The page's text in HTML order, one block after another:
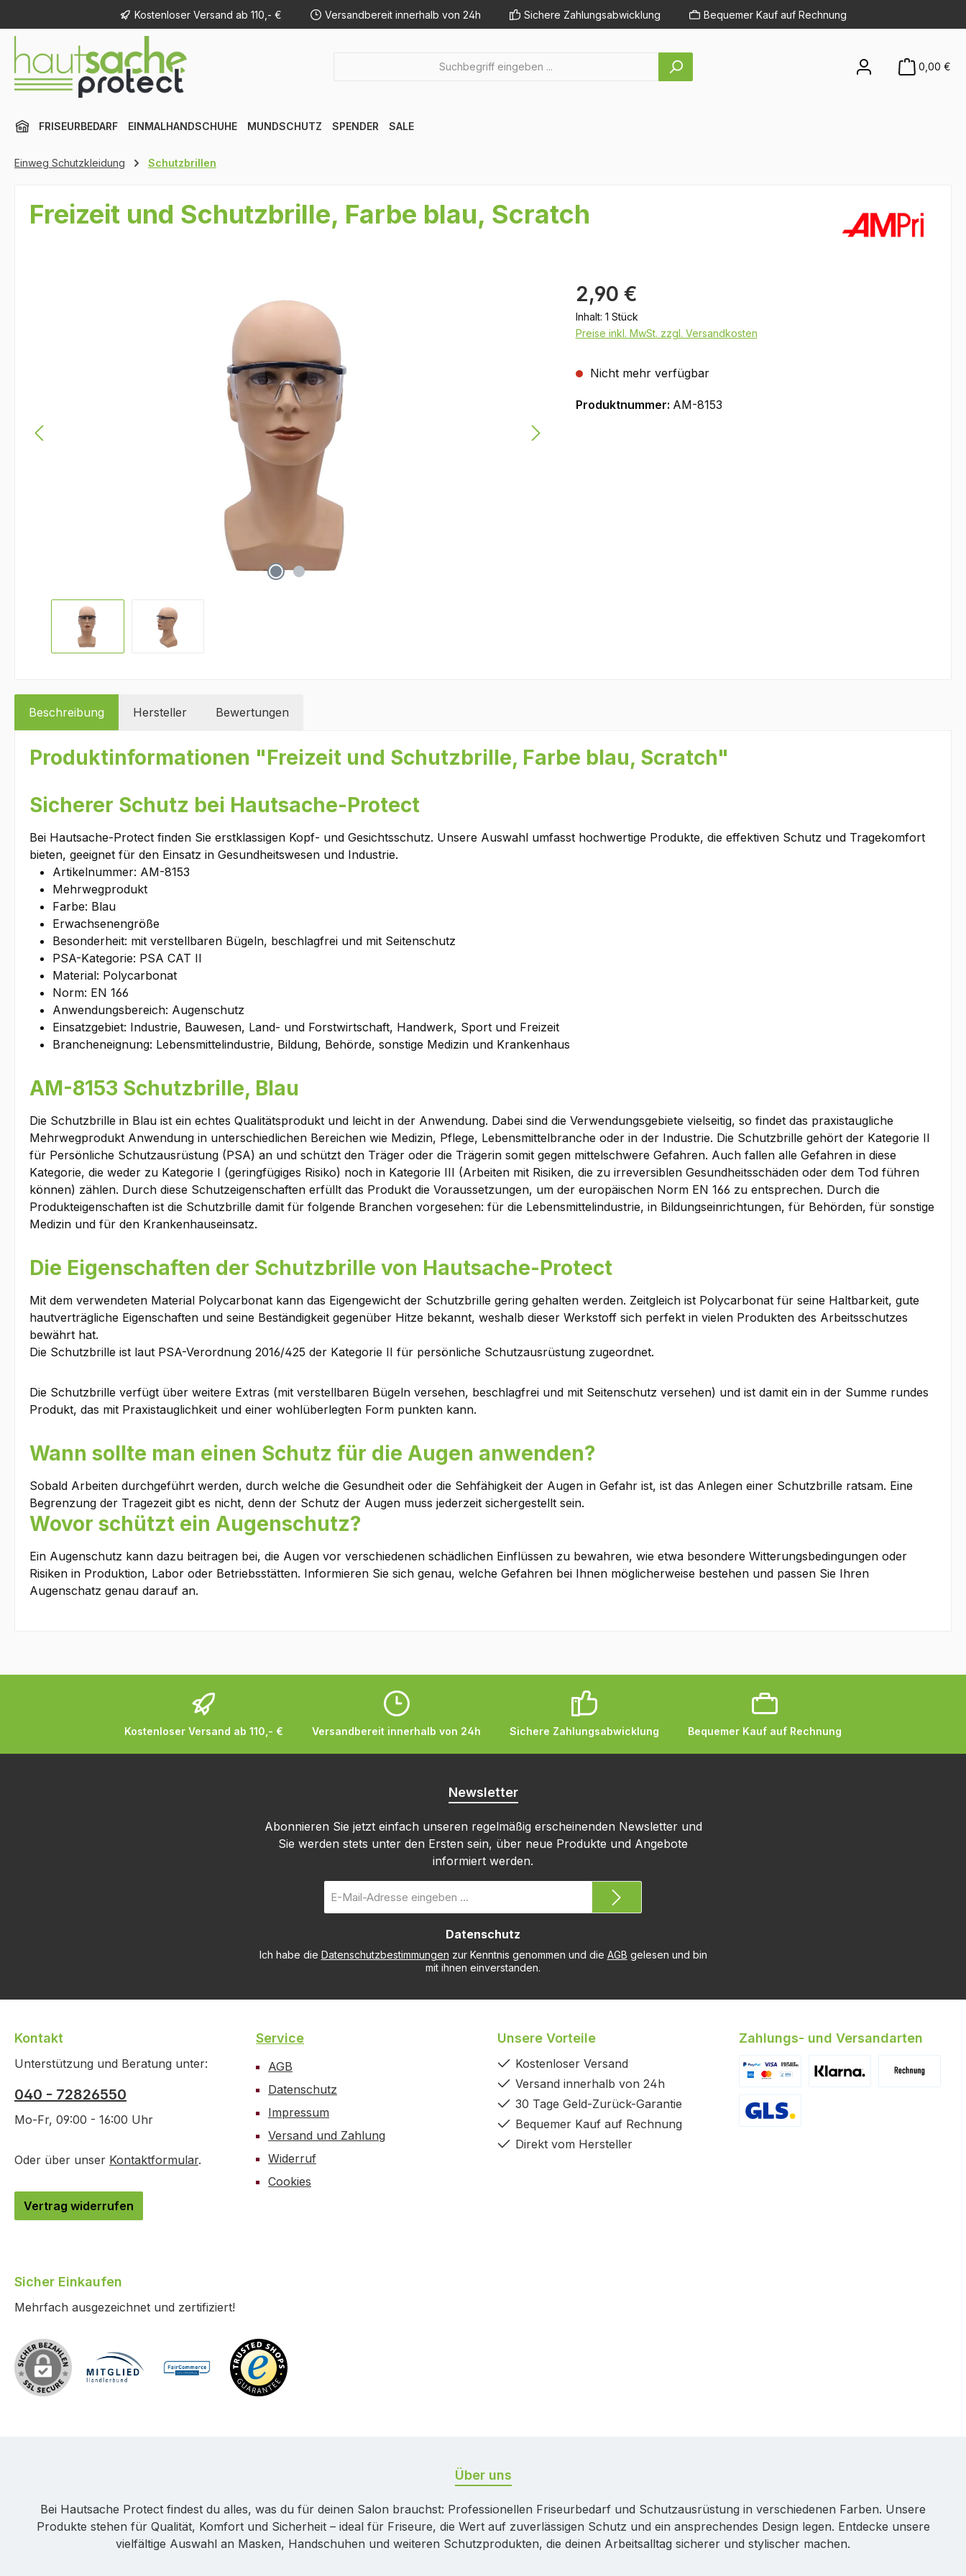
Hauptinhalt springen
Zur Hauptnavigation springenKostenloser Versand ab 110,- € Versandbereit innerhalb von 24h Sichere Zahlungsabwicklung Bequemer Kauf auf Rechnung
0,00 €
FRISEURBEDARF EINMALHANDSCHUHE MUNDSCHUTZ SPENDER SALE
Einweg Schutzkleidung Schutzbrillen
Freizeit und Schutzbrille, Farbe blau, Scratch
Regulärer Preis:
2,90 €
Inhalt: 1 Stück
Preise inkl. MwSt. zzgl. Versandkosten
Nicht mehr verfügbar
Produktnummer: AM-8153
Beschreibung Hersteller Bewertungen
Produktinformationen "Freizeit und Schutzbrille, Farbe blau, Scratch"
Sicherer Schutz bei Hautsache-Protect
Bei Hautsache-Protect finden Sie erstklassigen Kopf- und Gesichtsschutz. Unsere Auswahl umfasst hochwertige Produkte, die effektiven Schutz und Tragekomfort
bieten, geeignet für den Einsatz in Gesundheitswesen und Industrie.
Artikelnummer: AM-8153
Mehrwegprodukt
Farbe: Blau
Erwachsenengröße
Besonderheit: mit verstellbaren Bügeln, beschlagfrei und mit Seitenschutz
PSA-Kategorie: PSA CAT II
Material: Polycarbonat
Norm: EN 166
Anwendungsbereich: Augenschutz
Einsatzgebiet: Industrie, Bauwesen, Land- und Forstwirtschaft, Handwerk, Sport und Freizeit
Brancheneignung: Lebensmittelindustrie, Bildung, Behörde, sonstige Medizin und Krankenhaus
AM-8153 Schutzbrille, Blau
Die Schutzbrille in Blau ist ein echtes Qualitätsprodukt und leicht in der Anwendung. Dabei sind die Verwendungsgebiete vielseitig, so findet das praxistaugliche
Mehrwegprodukt Anwendung in unterschiedlichen Bereichen wie Medizin, Pflege, Lebensmittelbranche oder in der Industrie. Die Schutzbrille gehört der Kategorie II
für Persönliche Schutzausrüstung (PSA) an und schützt den Träger oder die Trägerin somit gegen mittelschwere Gefahren. Auch fallen alle Gefahren in diese
Kategorie, die weder zu Kategorie I (geringfügiges Risiko) noch in Kategorie III (Arbeiten mit Risiken, die zu irreversiblen Gesundheitsschäden oder dem Tod führen
können) zählen. Durch diese Schutzeigenschaften erfüllt das Produkt die Voraussetzungen, um der europäischen Norm EN 166 zu entsprechen. Durch die
Produkteigenschaften ist die Schutzbrille damit für folgende Branchen vorgesehen: für die Lebensmittelindustrie, in Bildungseinrichtungen, für Behörden, für sonstige
Medizin und für den Krankenhauseinsatz.
Die Eigenschaften der Schutzbrille von Hautsache-Protect
Mit dem verwendeten Material Polycarbonat kann das Eigengewicht der Schutzbrille gering gehalten werden. Zeitgleich ist Polycarbonat für seine Haltbarkeit, gute
hautverträgliche Eigenschaften und seine Beständigkeit gegenüber Hitze bekannt, weshalb dieser Werkstoff sich perfekt in vielen Produkten des Arbeitsschutzes
bewährt hat.
Die Schutzbrille ist laut PSA-Verordnung 2016/425 der Kategorie II für persönliche Schutzausrüstung zugeordnet.
Die Schutzbrille verfügt über weitere Extras (mit verstellbaren Bügeln versehen, beschlagfrei und mit Seitenschutz versehen) und ist damit ein in der Summe rundes
Produkt, das mit Praxistauglichkeit und einer wohlüberlegten Form punkten kann.
Wann sollte man einen Schutz für die Augen anwenden?
Sobald Arbeiten durchgeführt werden, durch welche die Gesundheit oder die Sehfähigkeit der Augen in Gefahr ist, ist das Anlegen einer Schutzbrille ratsam. Eine
Begrenzung der Tragezeit gibt es nicht, denn der Schutz der Augen muss jederzeit sichergestellt sein.
Wovor schützt ein Augenschutz?
Ein Augenschutz kann dazu beitragen bei, die Augen vor verschiedenen schädlichen Einflüssen zu bewahren, wie etwa besondere Witterungsbedingungen oder
Risiken in Produktion, Labor oder Betriebsstätten. Informieren Sie sich genau, welche Gefahren bei Ihnen möglicherweise bestehen und passen Sie Ihren
Augenschatz genau darauf an.
Kostenloser Versand ab 110,- € Versandbereit innerhalb von 24h Sichere Zahlungsabwicklung Bequemer Kauf auf Rechnung
Newsletter
Abonnieren Sie jetzt einfach unseren regelmäßig erscheinenden Newsletter und
Sie werden stets unter den Ersten sein, über neue Produkte und Angebote
informiert werden.
Mail-
Datenschutz
Ich habe die Datenschutzbestimmungen zur Kenntnis genommen und die AGB gelesen und bin
mit ihnen einverstanden.
Kontakt
Unterstützung und Beratung unter:
040 - 72826550
Mo-Fr, 09:00 - 16:00 Uhr
Oder über unser Kontaktformular.
Vertrag widerrufen
Service
AGB
Datenschutz
Impressum
Versand und Zahlung
Widerruf
Cookies
Unsere Vorteile
Kostenloser Versand
Versand innerhalb von 24h
30 Tage Geld-Zurück-Garantie
Bequemer Kauf auf Rechnung
Direkt vom Hersteller
Zahlungs- und Versandarten
Sicher Einkaufen
Mehrfach ausgezeichnet und zertifiziert!
Über uns
Bei Hautsache Protect findest du alles, was du für deinen Salon brauchst: Professionellen Friseurbedarf und Schutzausrüstung in verschiedenen Farben. Unsere
Produkte stehen für Qualität, Komfort und Sicherheit – ideal für Friseure, die Wert auf zuverlässigen Schutz und ein ansprechendes Design legen. Entdecke unsere
vielfältige Auswahl an Masken, Handschuhen und weiteren Schutzprodukten, die deinen Arbeitsalltag sicherer und stylischer machen.